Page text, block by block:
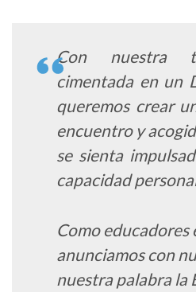
Con nuestra
cimentada en un
queremos crear
encuentro y
se sienta
capacidad
Como educadores
anunciamos con
nuestra palabra la